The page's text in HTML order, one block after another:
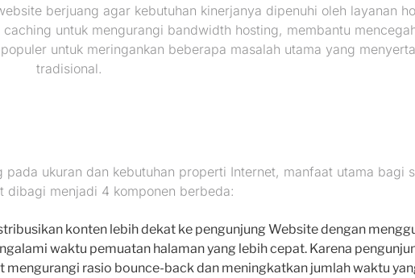
berjuang agar kebutuhan kinerjanya dipenuhi oleh layanan
untuk mengurangi bandwidth hosting, membantu
untuk meringankan beberapa masalah utama yang
tradisional.
ukuran dan kebutuhan properti Internet, manfaat utama bagi
dibagi menjadi 4 komponen berbeda:
konten lebih dekat ke pengunjung Website dengan
waktu pemuatan halaman yang lebih cepat. Karena
rasio bounce-back dan meningkatkan jumlah waktu